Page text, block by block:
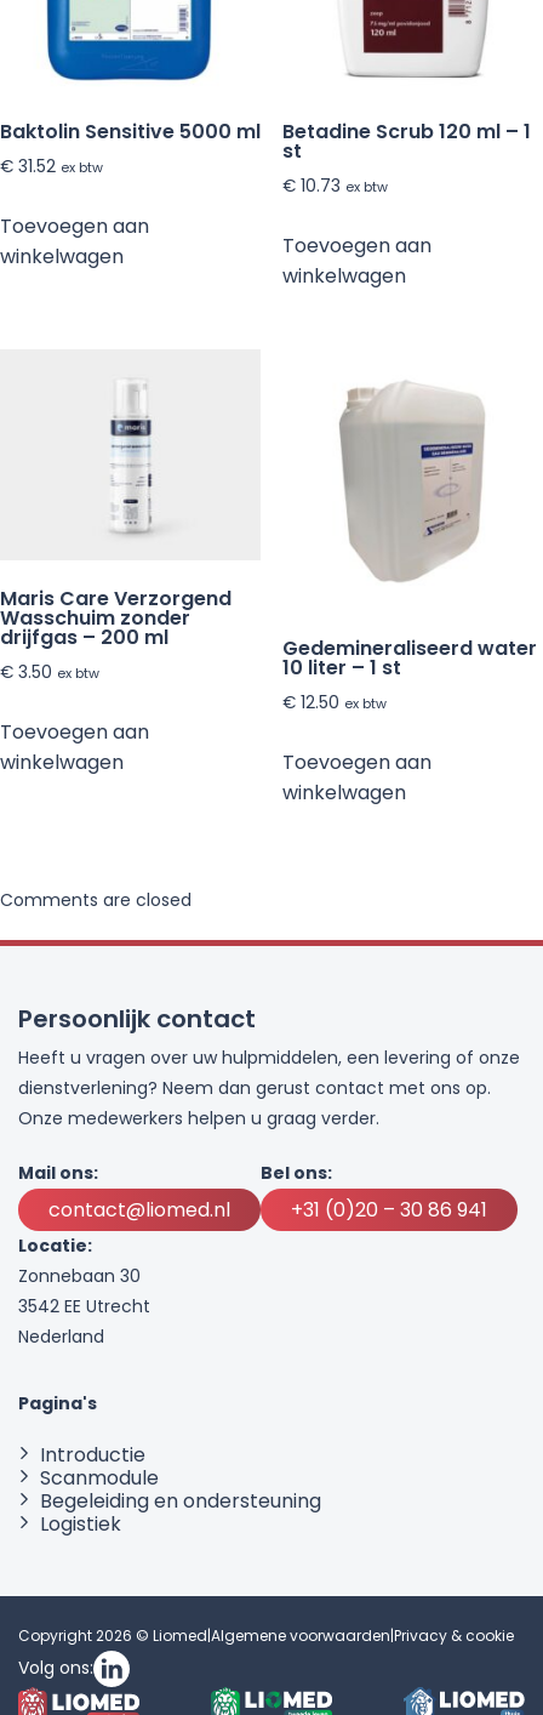
Baktolin Sensitive 5000 ml
€ 31.52 ex btw
Toevoegen aan
winkelwagen
Betadine Scrub 120 ml – 1
st
€10.73 ex btw
Toevoegen aan
winkelwagen
Maris Care Verzorgend
Wasschuim zonder
drijfgas – 200 ml
€ 3.50 ex btw
Toevoegen aan
winkelwagen
Gedemineraliseerd water
10 liter – 1 st
€12.50 ex btw
Toevoegen aan
winkelwagen
Comments are closed
Persoonlijk contact
Heeft u vragen over uw hulpmiddelen, een levering of onze
dienstverlening? Neem dan gerust contact met ons op.
Onze medewerkers helpen u graag verder.
Mail ons:
contact@liomed.nl
Bel ons:
+31 (0)20 – 30 86 941
Locatie:
Zonnebaan 30
3542 EE Utrecht
Nederland
Pagina's
Introductie
Scanmodule
Begeleiding en ondersteuning
Logistiek
Copyright 2026 © Liomed|Algemene voorwaarden|Privacy & cookie
Volg ons: